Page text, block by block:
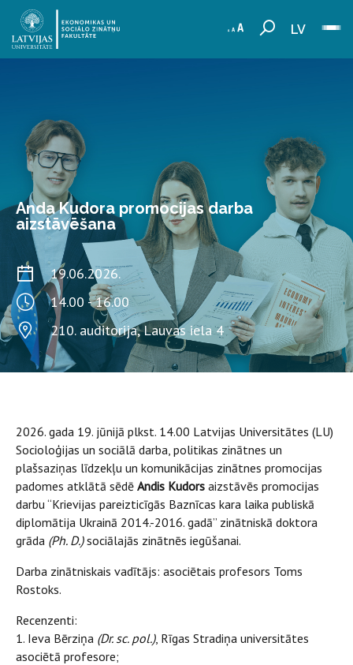
LV
Anda Kudora promocijas darba
aizstāvēšana
19.06.2026.
14.00 - 16.00
210. auditorija, Lauvas iela 4
2026. gada 19. jūnijā plkst. 14.00 Latvijas Universitātes (LU)
Socioloģijas un sociālā darba, politikas zinātnes un
plašsaziņas līdzekļu un komunikācijas zinātnes promocijas
padomes atklātā sēdē Andis Kudors aizstāvēs promocijas
darbu “Krievijas pareizticīgās Baznīcas kara laika publiskā
diplomātija Ukrainā 2014.-2016. gadā” zinātniskā doktora
grāda (Ph. D.)sociālajās zinātnēs iegūšanai.
Darba zinātniskais vadītājs: asociētais profesors Toms
Rostoks.
Recenzenti:
1. Ieva Bērziņa (Dr. sc. pol.), Rīgas Stradiņa universitātes
asociētā profesore;